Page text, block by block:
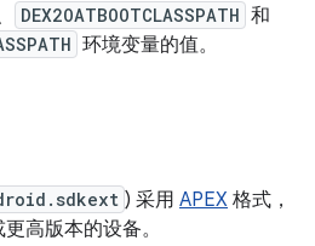
DEX2OATBOOTCLASSPATH 和
环境变量的值。
) 采用 APEX 格式，
高版本的设备。